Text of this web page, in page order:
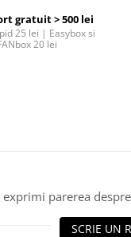
gratuit > 500 lei
25 lei | Easybox si
20 lei
parerea
SCRIE UN